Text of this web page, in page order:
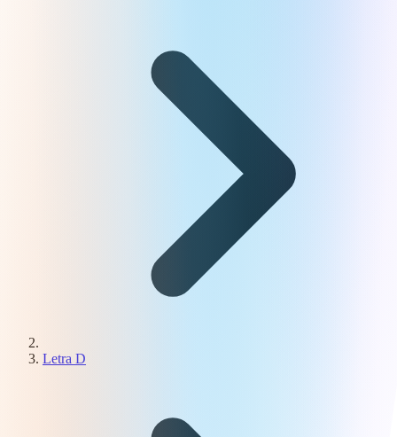
Letra D